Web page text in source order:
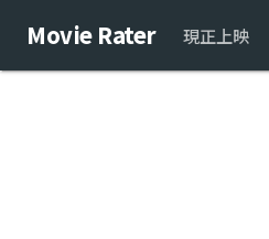
Movie Rater 現正上映